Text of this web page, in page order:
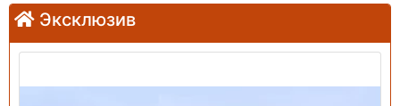
Эксклюзив